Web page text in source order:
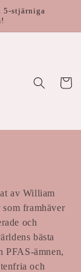
5-stjärniga
av William
framhäver
och
bästa
PFAS-ämnen,
och